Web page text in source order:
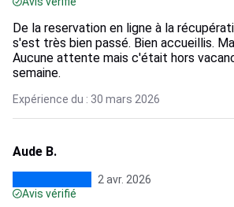
De la reservation en ligne à la
s'est très bien passé. Bien accueillis.
Aucune attente mais c'était hors
semaine.
Expérience du : 30 mars 2026
Aude B.
2 avr. 2026
Avis vérifié